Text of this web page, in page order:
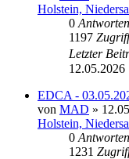
Holstein,
0 Antworten
1197
Letzter
12.05.2026
EDCA -
von MAD »
Holstein,
0 Antworten
1231